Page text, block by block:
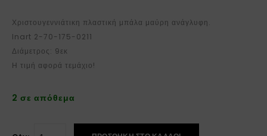
Χριστουγεννιάτικη πλαστική μπάλα μαύρη ανάγλυφη.
Inart 2-70-175-0211
Διάμετρος: 9εκ
Η τιμή αφορά τεμάχιο!
2 σε απόθεμα